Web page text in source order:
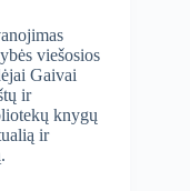
viešosios
Gaivai
ir
knygų
ir